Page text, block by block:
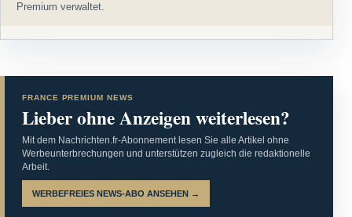
Premium verwaltet.
FRANCE PREMIUM NEWS
Lieber ohne Anzeigen weiterlesen?
Mit dem Nachrichten.fr-Abonnement lesen Sie alle Artikel ohne
Werbeunterbrechungen und unterstützen zugleich die redaktionelle
Arbeit.
WERBEFREIES NEWS-ABO ANSEHEN →